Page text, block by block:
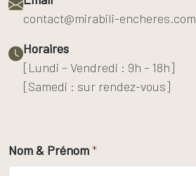
contact@mirabili-encheres.com
Horaires
[Lundi – Vendredi : 9h – 18h]
[Samedi : sur rendez-vous]
Nom & Prénom*